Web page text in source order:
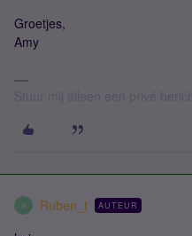
Groetjes,
Amy
R Ruben_t AUTEUR